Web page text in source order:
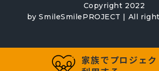
家族でプロジェ
Copyright 2022
by SmileSmilePROJECT | All